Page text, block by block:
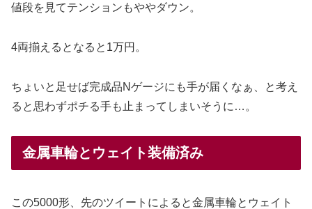
値段を見てテンションもややダウン。
4両揃えるとなると1万円。
ちょいと足せば完成品Nゲージにも手が届くなぁ、と考え
ると思わずポチる手も止まってしまいそうに…。
金属車輪とウェイト装備済み
この5000形、先のツイートによると金属車輪とウェイト